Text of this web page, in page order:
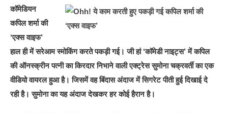
कॉमेडियन
कपिल शर्मा की
‘एक्स वाइफ’
हाल ही में सरेआम स्मोकिंग करते पकड़ी गई। जी हां ‘कॉमेडी नाइट्स’ में कपिल
की ऑनस्क्रीन पत्नी का किरदार निभाने वाली एक्ट्रेस सुमोना चक्रवर्ती का एक
वीडियो वायरल हुआ है। जिसमें वह बिंदास अंदाज में सिगरेट पीती हुई दिखाई दे
रही है। सुमोना का यह अंदाज देखकर हर कोई हैरान है।